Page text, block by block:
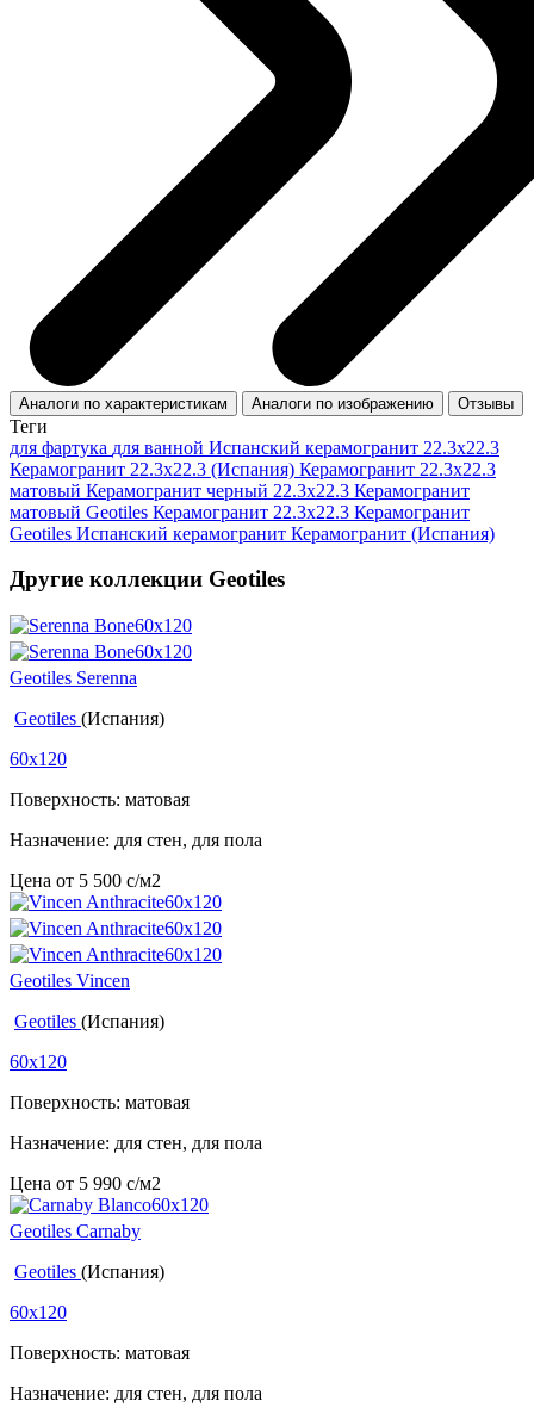
Аналоги по характеристикам Аналоги по изображению Отзывы
Теги
для фартука для ванной Испанский керамогранит 22.3x22.3
Керамогранит 22.3x22.3 (Испания) Керамогранит 22.3x22.3
матовый Керамогранит черный 22.3x22.3 Керамогранит
матовый Geotiles Керамогранит 22.3x22.3 Керамогранит
Geotiles Испанский керамогранит Керамогранит (Испания)
Другие коллекции Geotiles
Geotiles Serenna
Geotiles (Испания)
60x120
Поверхность: матовая
Назначение: для стен, для пола
Цена от 5 500 c/м2
Geotiles Vincen
Geotiles (Испания)
60x120
Поверхность: матовая
Назначение: для стен, для пола
Цена от 5 990 c/м2
Geotiles Carnaby
Geotiles (Испания)
60x120
Поверхность: матовая
Назначение: для стен, для пола